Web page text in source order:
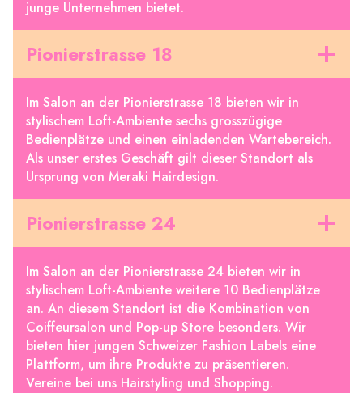
junge Unternehmen bietet.
Pionierstrasse 18
Im Salon an der Pionierstrasse 18 bieten wir in
stylischem Loft-Ambiente sechs grosszügige
Bedienplätze und einen einladenden Wartebereich.
Als unser erstes Geschäft gilt dieser Standort als
Ursprung von Meraki Hairdesign.
Pionierstrasse 24
Im Salon an der Pionierstrasse 24 bieten wir in
stylischem Loft-Ambiente weitere 10 Bedienplätze
an. An diesem Standort ist die Kombination von
Coiffeursalon und Pop-up Store besonders. Wir
bieten hier jungen Schweizer Fashion Labels eine
Plattform, um ihre Produkte zu präsentieren.
Vereine bei uns Hairstyling und Shopping.